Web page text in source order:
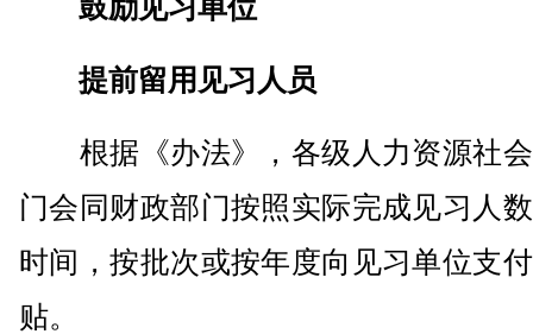
鼓励见习单位
提前留用见习人员
根据《办法》，各级人力资源社
门会同财政部门按照实际完成见习人
时间，按批次或按年度向见习单位支
贴。